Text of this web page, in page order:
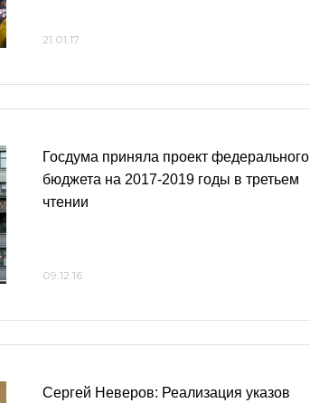
21.01.17
Госдума приняла проект федерального
бюджета на 2017-2019 годы в третьем
чтении
09.12.16
Сергей Неверов: Реализация указов